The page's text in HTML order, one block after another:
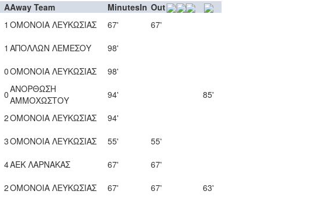
AAway Team MinutesIn Out
1 ΟΜΟΝΟΙΑ ΛΕΥΚΩΣΙΑΣ 67'
67'
1 ΑΠΟΛΛΩΝ ΛΕΜΕΣΟΥ
98'
0ΟΜΟΝΟΙΑ ΛΕΥΚΩΣΙΑΣ
98'
0ΑΝΟΡΘΩΣΗ
ΑΜΜΟΧΩΣΤΟΥ
94'
85'
2ΟΜΟΝΟΙΑ ΛΕΥΚΩΣΙΑΣ
94'
3ΟΜΟΝΟΙΑ ΛΕΥΚΩΣΙΑΣ 55'
55'
4ΑΕΚ ΛΑΡΝΑΚΑΣ 67'
67'
2ΟΜΟΝΟΙΑ ΛΕΥΚΩΣΙΑΣ 67' 67'
63'